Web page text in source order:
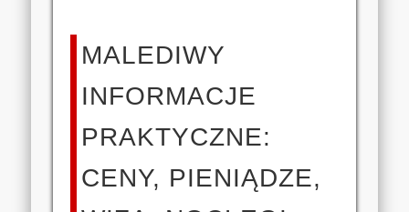
MALEDIWY
INFORMACJE
PRAKTYCZNE:
CENY, PIENIĄDZE,